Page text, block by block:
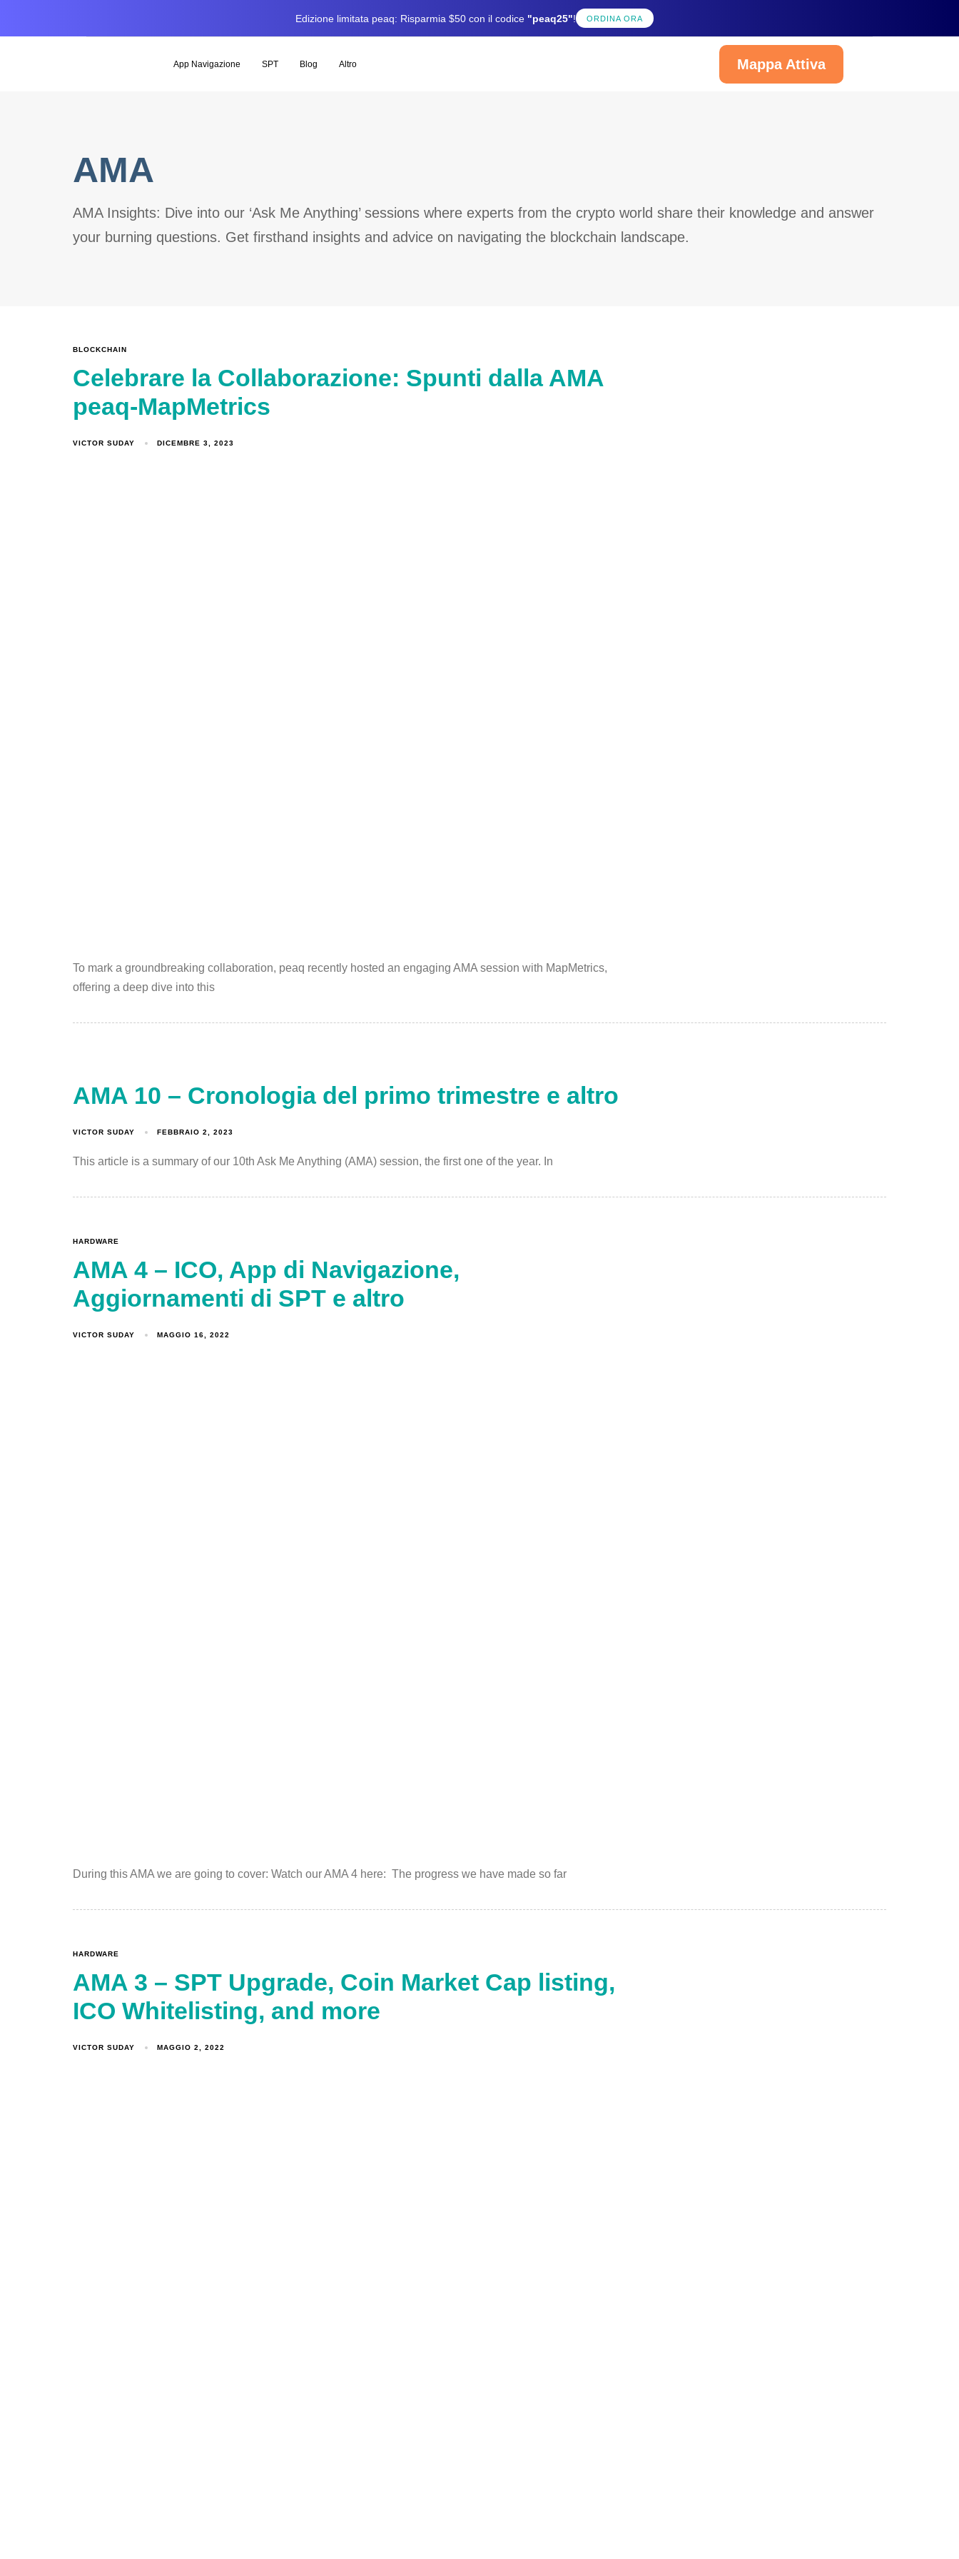
Edizione limitata peaq: Risparmia $50 con il codice "peaq25"! ORDINA ORA
App Navigazione SPT Blog Altro Mappa Attiva
AMA
AMA Insights: Dive into our ‘Ask Me Anything’ sessions where experts from the crypto world share their knowledge and answer
your burning questions. Get firsthand insights and advice on navigating the blockchain landscape.
BLOCKCHAIN
Celebrare la Collaborazione: Spunti dalla AMA
peaq-MapMetrics
VICTOR SUDAY DICEMBRE 3, 2023
To mark a groundbreaking collaboration, peaq recently hosted an engaging AMA session with MapMetrics,
offering a deep dive into this
AMA 10 – Cronologia del primo trimestre e altro
VICTOR SUDAY FEBBRAIO 2, 2023
This article is a summary of our 10th Ask Me Anything (AMA) session, the first one of the year. In
HARDWARE
AMA 4 – ICO, App di Navigazione,
Aggiornamenti di SPT e altro
VICTOR SUDAY MAGGIO 16, 2022
During this AMA we are going to cover: Watch our AMA 4 here: The progress we have made so far
HARDWARE
AMA 3 – SPT Upgrade, Coin Market Cap listing,
ICO Whitelisting, and more
VICTOR SUDAY MAGGIO 2, 2022